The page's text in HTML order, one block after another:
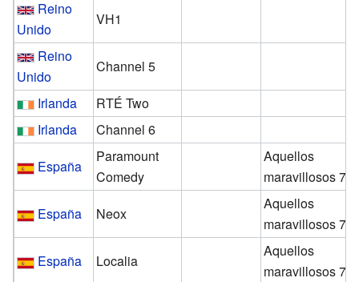
Reino
Unido
VH1
Reino
Unido
Channel 5
Irlanda
RTÉ Two
Irlanda
Channel 6
España
Paramount
Comedy
Aquellos
maravillosos 70
España
Neox
Aquellos
maravillosos 70
España
Localia
Aquellos
maravillosos 70